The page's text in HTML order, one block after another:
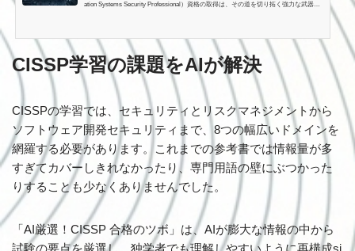
ation Systems Security Professional）資格の取得は、その道を切り拓く強力な武器と
の扉を開きます。 しかし、CISSP試験は広範な知識と深い理解が求められるため、
独学で挑む私（や、もしかしたら他の受験者の皆さん）にとっては、その道のりは
決して平坦ではありません。 「何から手を付...
CISSP学習の課題をAIが解決
CISSPの学習では、セキュリティとリスクマネジメントから
ソフトウェア開発セキュリティまで、8つの幅広いドメインを
網羅する必要があります。これまでの参考書では情報量が多
すぎてカバーしきれなかったり、専門用語の壁にぶつかった
りすることも少なくありませんでした。
「AI厳選！CISSP 合格のツボ」は、AIが膨大な情報の中から
試験の要点を厳選し、独学者でも理解しやすいように再構成si